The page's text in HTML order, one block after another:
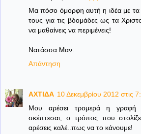
Μα πόσο όμορφη αυτή η ιδέα με τα
τους για τις βδομάδες ως τα
να μαθαίνεις να περιμένεις!
Νατάσσα Μαν.
Απάντηση
ΑΧΤΙΔΑ 10 Δεκεμβρίου 2012 στις
Μου αρέσει τρομερά η
σκέπτεσαι, ο τρόπος που
αρέσεις καλέ..πως να το κάνουμε!